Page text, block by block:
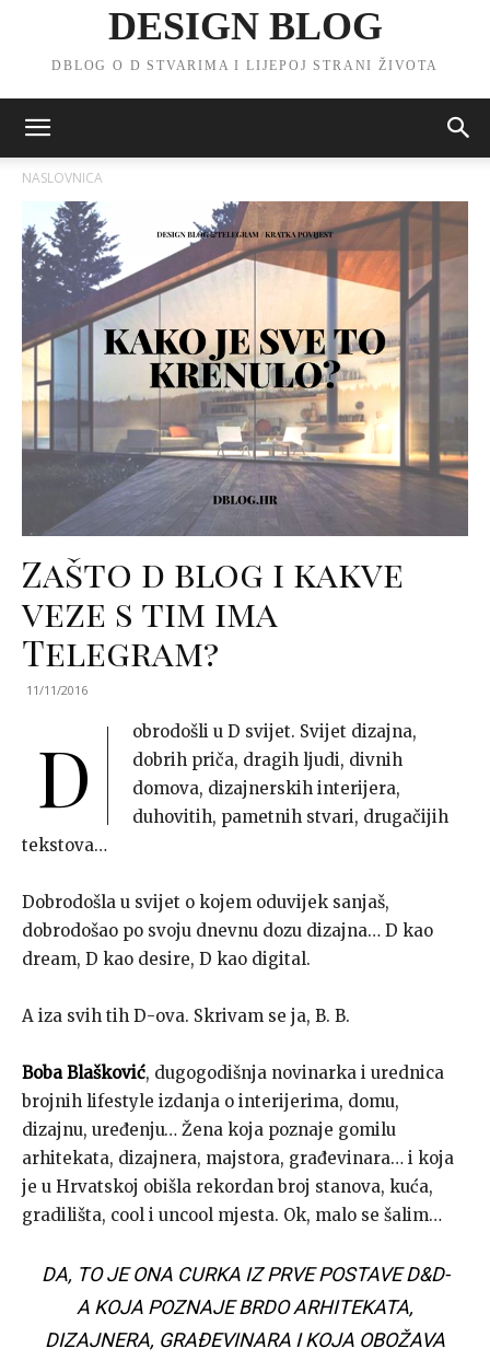
DESIGN BLOG
DBLOG O D STVARIMA I LIJEPOJ STRANI ŽIVOTA
NASLOVNICA
Zašto d blog i kakve
veze s tim ima
Telegram?
11/11/2016
D
obrodošli u D svijet. Svijet dizajna,
dobrih priča, dragih ljudi, divnih
domova, dizajnerskih interijera,
duhovitih, pametnih stvari, drugačijih
tekstova…
Dobrodošla u svijet o kojem oduvijek sanjaš,
dobrodošao po svoju dnevnu dozu dizajna… D kao
dream, D kao desire, D kao digital.
A iza svih tih D-ova. Skrivam se ja, B. B.
Boba Blašković, dugogodišnja novinarka i urednica
brojnih lifestyle izdanja o interijerima, domu,
dizajnu, uređenju… Žena koja poznaje gomilu
arhitekata, dizajnera, majstora, građevinara… i koja
je u Hrvatskoj obišla rekordan broj stanova, kuća,
gradilišta, cool i uncool mjesta. Ok, malo se šalim…
DA, TO JE ONA CURKA IZ PRVE POSTAVE D&D-
A KOJA POZNAJE BRDO ARHITEKATA,
DIZAJNERA, GRAĐEVINARA I KOJA OBOŽAVA